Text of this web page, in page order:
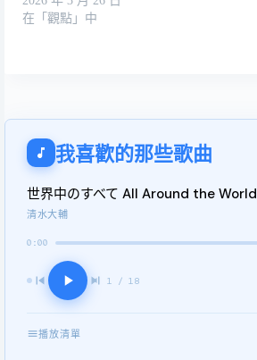
在「觀點」中
我喜歡的那些歌曲
世界中のすべて All Around the World
清水大輔
0:00
1 / 18
播放清單